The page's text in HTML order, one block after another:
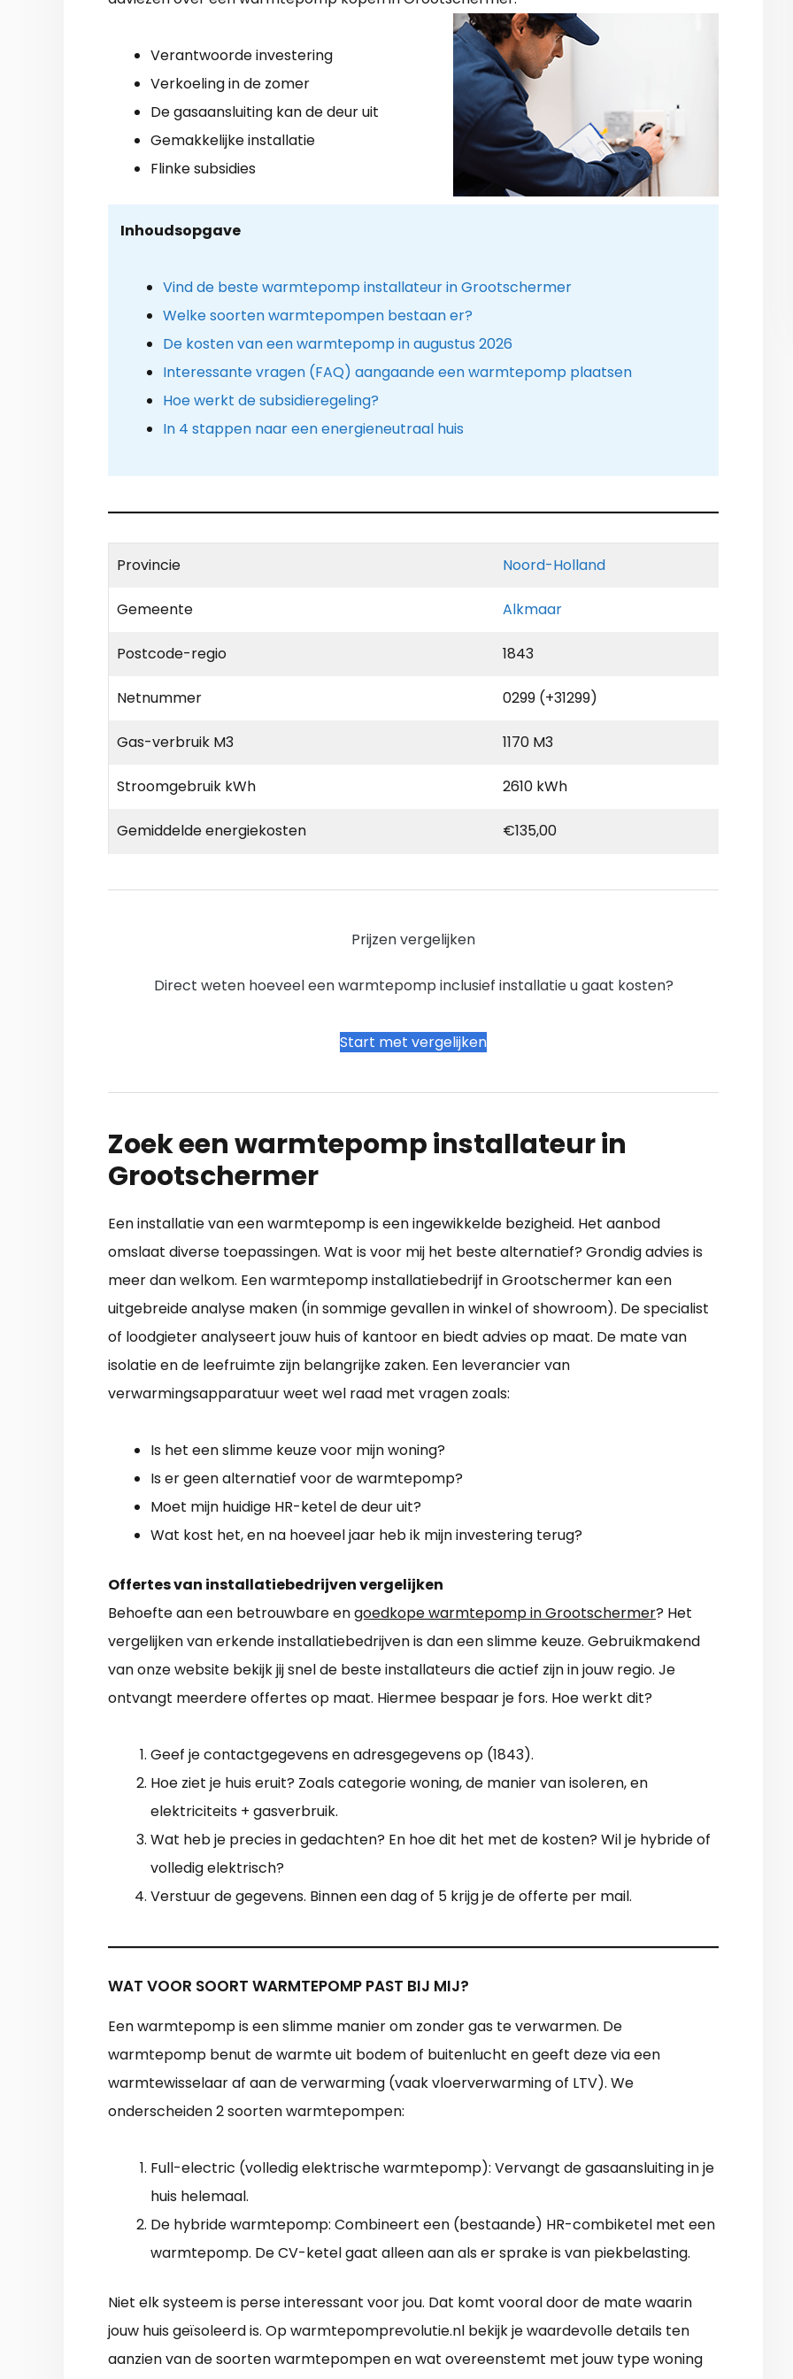
Verantwoorde investering
Verkoeling in de zomer
De gasaansluiting kan de deur uit
Gemakkelijke installatie
Flinke subsidies
Inhoudsopgave
Vind de beste warmtepomp installateur in Grootschermer
Welke soorten warmtepompen bestaan er?
De kosten van een warmtepomp in augustus 2026
Interessante vragen (FAQ) aangaande een warmtepomp plaatsen
Hoe werkt de subsidieregeling?
In 4 stappen naar een energieneutraal huis
Provincie Noord-Holland
Gemeente Alkmaar
Postcode-regio 1843
Netnummer 0299 (+31299)
Gas-verbruik M3 1170 M3
Stroomgebruik kWh 2610 kWh
Gemiddelde energiekosten €135,00
Prijzen vergelijken
Direct weten hoeveel een warmtepomp inclusief installatie u gaat kosten?
Start met vergelijken
Zoek een warmtepomp installateur in
Grootschermer
Een installatie van een warmtepomp is een ingewikkelde bezigheid. Het aanbod
omslaat diverse toepassingen. Wat is voor mij het beste alternatief? Grondig advies is
meer dan welkom. Een warmtepomp installatiebedrijf in Grootschermer kan een
uitgebreide analyse maken (in sommige gevallen in winkel of showroom). De specialist
of loodgieter analyseert jouw huis of kantoor en biedt advies op maat. De mate van
isolatie en de leefruimte zijn belangrijke zaken. Een leverancier van
verwarmingsapparatuur weet wel raad met vragen zoals:
Is het een slimme keuze voor mijn woning?
Is er geen alternatief voor de warmtepomp?
Moet mijn huidige HR-ketel de deur uit?
Wat kost het, en na hoeveel jaar heb ik mijn investering terug?
Offertes van installatiebedrijven vergelijken
Behoefte aan een betrouwbare engoedkope warmtepomp in Grootschermer? Het
vergelijken van erkende installatiebedrijven is dan een slimme keuze. Gebruikmakend
van onze website bekijk jij snel de beste installateurs die actief zijn in jouw regio. Je
ontvangt meerdere offertes op maat. Hiermee bespaar je fors. Hoe werkt dit?
Geef je contactgegevens en adresgegevens op (1843).
Hoe ziet je huis eruit? Zoals categorie woning, de manier van isoleren, en
elektriciteits + gasverbruik.
Wat heb je precies in gedachten? En hoe dit het met de kosten? Wil je hybride of
volledig elektrisch?
Verstuur de gegevens. Binnen een dag of 5 krijg je de offerte per mail.
WAT VOOR SOORT WARMTEPOMP PAST BIJ MIJ?
Een warmtepomp is een slimme manier om zonder gas te verwarmen. De
warmtepomp benut de warmte uit bodem of buitenlucht en geeft deze via een
warmtewisselaar af aan de verwarming (vaak vloerverwarming of LTV). We
onderscheiden 2 soorten warmtepompen:
Full-electric (volledig elektrische warmtepomp): Vervangt de gasaansluiting in je
huis helemaal.
De hybride warmtepomp: Combineert een (bestaande) HR-combiketel met een
warmtepomp. De CV-ketel gaat alleen aan als er sprake is van piekbelasting.
Niet elk systeem is perse interessant voor jou. Dat komt vooral door de mate waarin
jouw huis geïsoleerd is. Op warmtepomprevolutie.nl bekijk je waardevolle details ten
aanzien van de soorten warmtepompen en wat overeenstemt met jouw type woning